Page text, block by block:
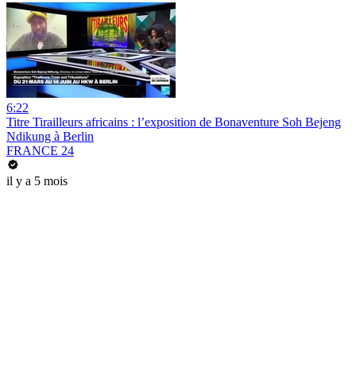
6:22
Titre Tirailleurs africains : l’exposition de Bonaventure Soh Bejeng
Ndikung à Berlin
FRANCE 24
il y a 5 mois